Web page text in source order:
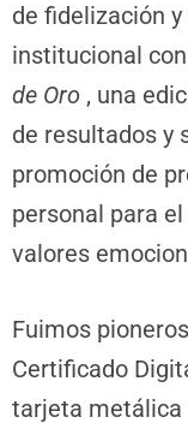
de fidelización
institucional
de Oro , una
de resultados y
promoción de
personal para
valores
Fuimos
Certificado
tarjeta metálica